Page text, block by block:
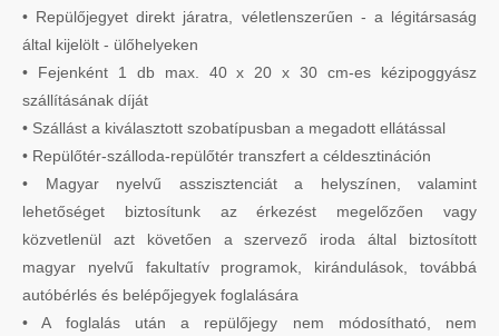
• Repülőjegyet direkt járatra, véletlenszerűen - a légitársaság
által kijelölt - ülőhelyeken
• Fejenként 1 db max. 40 x 20 x 30 cm-es kézipoggyász
szállításának díját
• Szállást a kiválasztott szobatípusban a megadott ellátással
• Repülőtér-szálloda-repülőtér transzfert a céldesztináción
• Magyar nyelvű asszisztenciát a helyszínen, valamint
lehetőséget biztosítunk az érkezést megelőzően vagy
közvetlenül azt követően a szervező iroda által biztosított
magyar nyelvű fakultatív programok, kirándulások, továbbá
autóbérlés és belépőjegyek foglalására
• A foglalás után a repülőjegy nem módosítható, nem